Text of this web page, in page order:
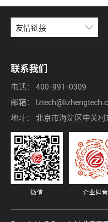
友情链接
联系我们
电话：
400-991-0309
邮箱：
地址：
北京市海淀区中关村
微信 企业抖音